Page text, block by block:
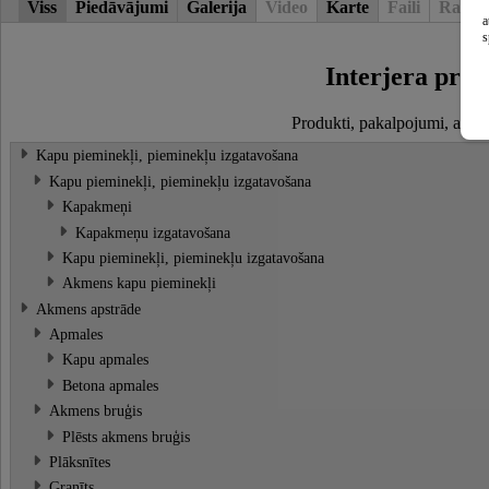
Viss Piedāvājumi Galerija Video Karte Faili Raksti
Interjera
Produkti, pakalpojumi,
Kapu pieminekļi, pieminekļu izgatavošana
Kapu pieminekļi, pieminekļu izgatavošana
Kapakmeņi
Kapakmeņu izgatavošana
Kapu pieminekļi, pieminekļu izgatavošana
Akmens kapu pieminekļi
Akmens apstrāde
Apmales
Kapu apmales
Betona apmales
Akmens bruģis
Plēsts akmens bruģis
Plāksnītes